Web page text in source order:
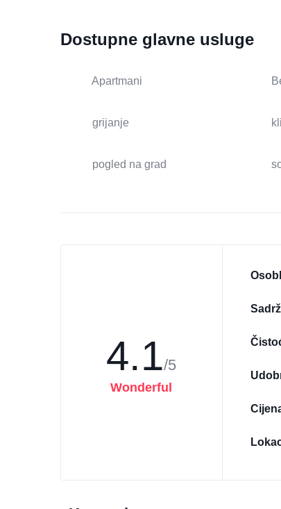
Dostupne glavne usluge
Apartmani
grijanje
pogled na grad
4.1/5
Wonderful